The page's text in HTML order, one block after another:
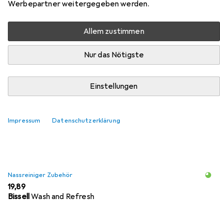
Werbepartner weitergegeben werden.
Allem zustimmen
Nur das Nötigste
Einstellungen
Impressum Datenschutzerklärung
Room carpet Rabbit 120x170 DeepGrey (gray) universal
aus den Kategorien Nassreiniger Zubehör,
Reinigungsmittel und Waschmittel + Textilpflege.
Nassreiniger Zubehör Reinigungsmittel
Nassreiniger Zubehör
EUR
19,89
BissellWash and Refresh